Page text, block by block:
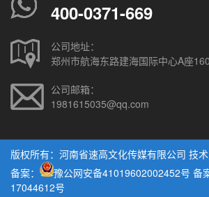
400-0371-669
公司地址：
郑州市航海东路建海国际中心A座
公司邮箱：
1981615035@qq.com
版权所有：河南省速高文化传媒有限公司 技术
备案：
豫公网安备41019602002452号 备
17044612号